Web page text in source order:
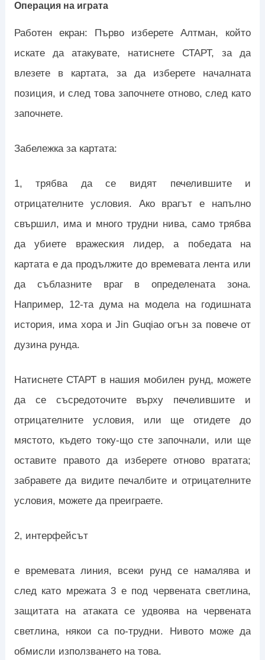
Операция на играта
Работен екран: Първо изберете Алтман, който
искате да атакувате, натиснете СТАРТ, за да
влезете в картата, за да изберете началната
позиция, и след това започнете отново, след като
започнете.
Забележка за картата:
1, трябва да се видят печелившите и
отрицателните условия. Ако врагът е напълно
свършил, има и много трудни нива, само трябва
да убиете вражеския лидер, а победата на
картата е да продължите до времевата лента или
да съблазните враг в определената зона.
Например, 12-та дума на модела на годишната
история, има хора и Jin Guqiao огън за повече от
дузина рунда.
Натиснете СТАРТ в нашия мобилен рунд, можете
да се съсредоточите върху печелившите и
отрицателните условия, или ще отидете до
мястото, където току-що сте започнали, или ще
оставите правото да изберете отново вратата;
забравете да видите печалбите и отрицателните
условия, можете да преиграете.
2, интерфейсът
е времевата линия, всеки рунд се намалява и
след като мрежата 3 е под червената светлина,
защитата на атаката се удвоява на червената
светлина, някои са по-трудни. Нивото може да
обмисли използването на това.